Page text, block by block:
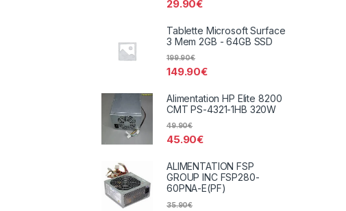
29.90€
Tablette Microsoft Surface
3 Mem 2GB - 64GB SSD
149.90€
199.90€
Alimentation HP Elite 8200
CMT PS-4321-1HB 320W
45.90€
49.90€
ALIMENTATION FSP
GROUP INC FSP280-
60PNA-E(PF)
35.90€